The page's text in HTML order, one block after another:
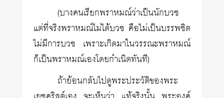
(บางคนเรียกพราหมณ์ว่าเป็นนักบวช
แต่ที่จริงพราหมณ์ไม่ได้บวช คือไม่เป็นบรรพชิต
ไม่มีการบวช เพราะเกิดมาในวรรณะพราหมณ์
ก็เป็นพราหมณ์เองโดยกำเนิดทันที)
ถ้าย้อนกลับไปดูพระประวัติของพระ